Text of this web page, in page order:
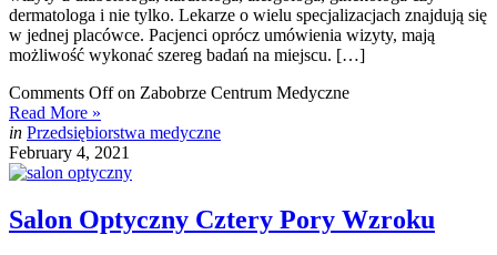
dermatologa i nie tylko. Lekarze o wielu specjalizacjach znajdują się
w jednej placówce. Pacjenci oprócz umówienia wizyty, mają
możliwość wykonać szereg badań na miejscu. […]
Comments Offon Zabobrze Centrum Medyczne
Read More »
in Przedsiębiorstwa medyczne
February 4, 2021
Salon Optyczny Cztery Pory Wzroku